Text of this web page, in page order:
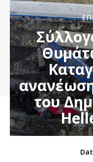
του